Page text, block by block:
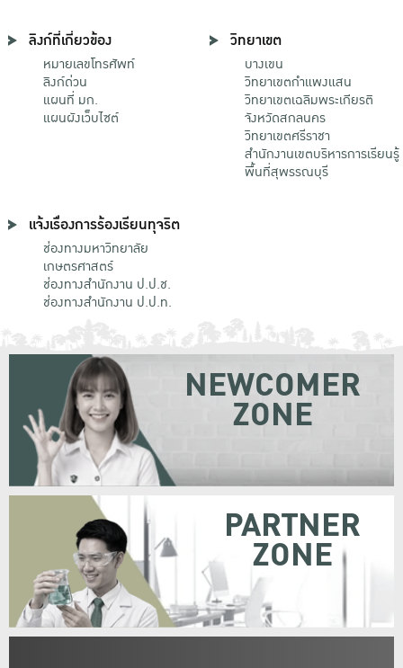
ลิงก์ที่เกี่ยวข้อง
หมายเลขโทรศัพท์
ลิงก์ด่วน
แผนที่ มก.
แผนผังเว็บไซต์
วิทยาเขต
บางเขน
วิทยาเขตกําแพงแสน
วิทยาเขตเฉลิมพระเกียรติ
จังหวัดสกลนคร
วิทยาเขตศรีราชา
สำนักงานเขตบริหารการเรียนรู้
พื้นที่สุพรรณบุรี
แจ้งเรื่องการร้องเรียนทุจริต
ช่องทางมหาวิทยาลัย
เกษตรศาสตร์
ช่องทางสำนักงาน ป.ป.ช.
ช่องทางสำนักงาน ป.ป.ท.
NEWCOMER
ZONE
PARTNER
ZONE